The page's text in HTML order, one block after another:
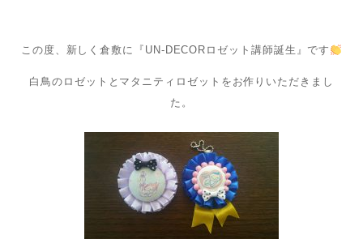
この度、新しく倉敷に『UN-DECORロゼット講師誕生』です
白鳥のロゼットとマタニティロゼットをお作りいただきまし
た。